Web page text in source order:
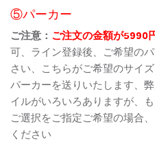
⑤パーカー
ご注意： ご注文の金額が5990
可、ライン登録後、ご希望の
さい、こちらがご希望のサイ
パーカーを送りいたします、
イルがいろいろありますが、
ご選択をご指定ご希望の場合
ください